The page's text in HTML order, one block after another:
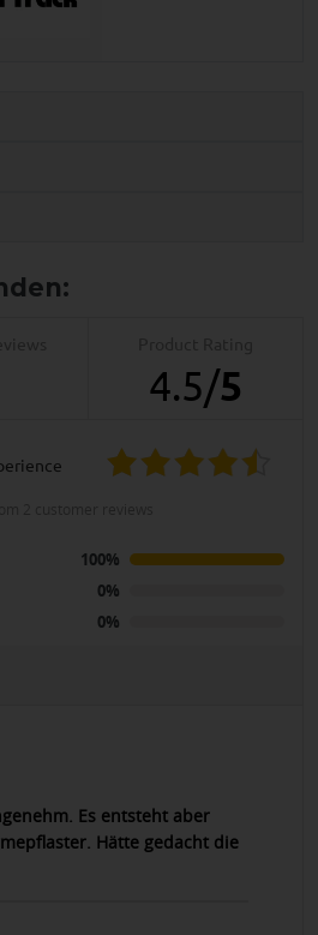
4.5/5
100%
0%
0%
Es entsteht aber
Hätte gedacht die